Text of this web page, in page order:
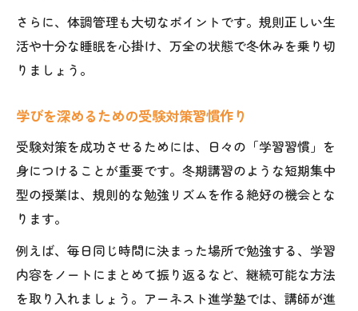
さらに、体調管理も大切なポイントです。規則正しい生
活や十分な睡眠を心掛け、万全の状態で冬休みを乗り切
りましょう。
学びを深めるための受験対策習慣作り
受験対策を成功させるためには、日々の「学習習慣」を
身につけることが重要です。冬期講習のような短期集中
型の授業は、規則的な勉強リズムを作る絶好の機会とな
ります。
例えば、毎日同じ時間に決まった場所で勉強する、学習
内容をノートにまとめて振り返るなど、継続可能な方法
を取り入れましょう。アーネスト進学塾では、講師が進